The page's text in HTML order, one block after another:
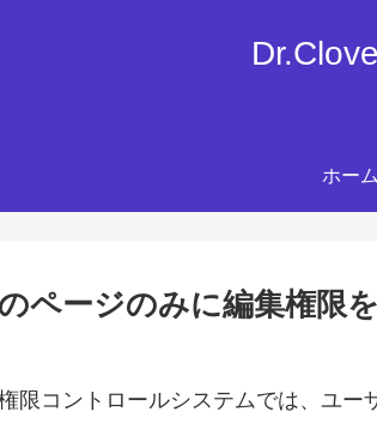
ホーム
ページのみに編集権限
限コントロールシステムでは、ユー